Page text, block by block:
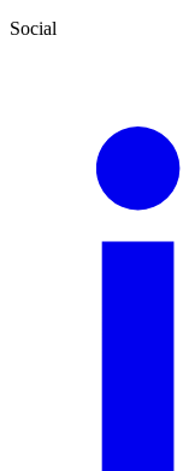
Social